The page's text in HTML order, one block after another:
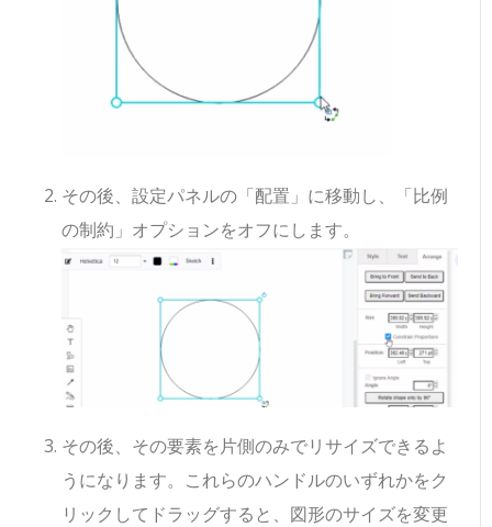
その後、設定パネルの「配置」に移動し、「比例
の制約」オプションをオフにします。
その後、その要素を片側のみでリサイズできるよ
うになります。これらのハンドルのいずれかをク
リックしてドラッグすると、図形のサイズを変更